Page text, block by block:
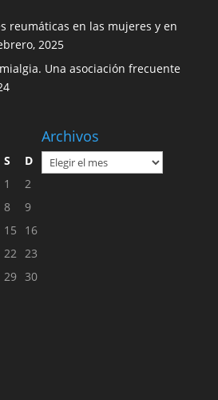
reumáticas en las mujeres y en
2025
Una asociación frecuente
S
D
1
2
8
9
15
16
22 23
29 30
Archivos
Archivos